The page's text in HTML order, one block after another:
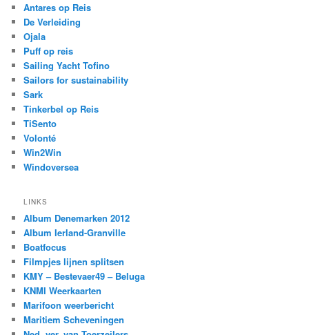
Antares op Reis
De Verleiding
Ojala
Puff op reis
Sailing Yacht Tofino
Sailors for sustainability
Sark
Tinkerbel op Reis
TiSento
Volonté
Win2Win
Windoversea
LINKS
Album Denemarken 2012
Album Ierland-Granville
Boatfocus
Filmpjes lijnen splitsen
KMY – Bestevaer49 – Beluga
KNMI Weerkaarten
Marifoon weerbericht
Maritiem Scheveningen